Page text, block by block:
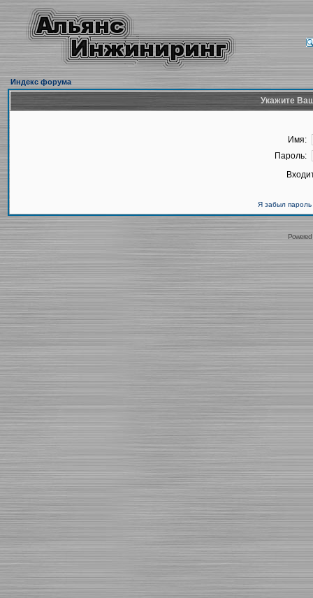
Индекс форума
Укажите
Имя:
Пароль:
Я забыл пароль